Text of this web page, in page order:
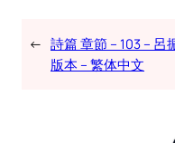
← 詩篇 章節 – 103 – 呂
版本 – 繁体中文